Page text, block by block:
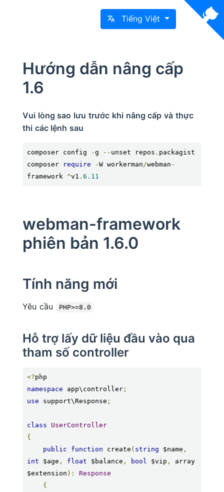
Tiếng Việt
Hướng dẫn nâng cấp
1.6
Vui lòng sao lưu trước khi nâng cấp và thực
thi các lệnh sau
composer config -g -- unset repos . packagist
composer
require -W workerman /webman -
framework ^v1 . 6.11
webman-framework
phiên bản 1.6.0
Tính năng mới
Yêu cầu PHP>=8.0
Hỗ trợ lấy dữ liệu đầu vào qua
tham số controller
<?
namespace app\controller;
use support\Response ;
class
UserController
{
public
function create ( string $name ,
int $age , float $balance , bool $vip ,
array
$extension ):
Response
{